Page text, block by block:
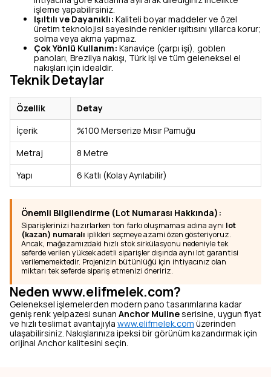
işleme yapabilirsiniz.
Işıltılı ve Dayanıklı: Kaliteli boyar maddeler ve özel
üretim teknolojisi sayesinde renkler ışıltısını yıllarca korur;
solma veya akma yapmaz.
Çok Yönlü Kullanım: Kanaviçe (çarpı işi), goblen
panoları, Brezilya nakışı, Türk işi ve tüm geleneksel el
nakışları için idealdir.
Teknik Detaylar
Özellik
Detay
İçerik
%100 Merserize Mısır Pamuğu
Metraj
8 Metre
Yapı
6 Katlı (Kolay Ayrılabilir)
Önemli Bilgilendirme (Lot Numarası Hakkında):
Siparişlerinizi hazırlarken ton farkı oluşmaması adına aynı lot
(kazan) numaralı iplikleri seçmeye azami özen gösteriyoruz.
Ancak, mağazamızdaki hızlı stok sirkülasyonu nedeniyle tek
seferde verilen yüksek adetli siparişler dışında aynı lot garantisi
verilememektedir. Projenizin bütünlüğü için ihtiyacınız olan
miktarı tek seferde sipariş etmenizi öneririz.
Neden www.elifmelek.com?
Geleneksel işlemelerden modern pano tasarımlarına kadar
geniş renk yelpazesi sunan Anchor Mulineserisine, uygun fiyat
ve hızlı teslimat avantajıyla www.elifmelek.com üzerinden
ulaşabilirsiniz. Nakışlarınıza ipeksi bir görünüm kazandırmak için
orijinal Anchor kalitesini seçin.